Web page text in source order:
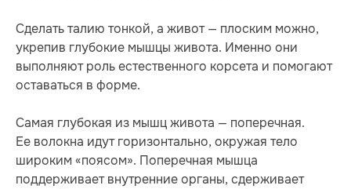
Сделать талию тонкой, а живот — плоским можно,
укрепив глубокие мышцы живота. Именно они
выполняют роль естественного корсета и помогают
оставаться в форме.
Самая глубокая из мышц живота — поперечная.
Ее волокна идут горизонтально, окружая тело
широким «поясом». Поперечная мышца
поддерживает внутренние органы, сдерживает